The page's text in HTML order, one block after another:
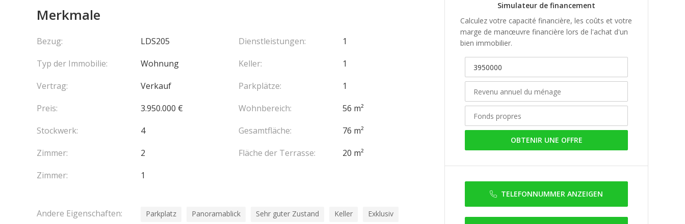
Simulateur de financement
Calculez votre capacité financière, les coûts et votre
marge de manœuvre financière lors de l'achat d'un
bien immobilier.
OBTENIR UNE OFFRE
TELEFONNUMMER ANZEIGEN
Merkmale
Bezug:
LDS205
Typ der Immobilie:
Wohnung
Vertrag:
Verkauf
Preis:
3.950.000 €
Stockwerk:
4
Zimmer:
2
Zimmer:
1
Dienstleistungen:
1
Keller:
1
Parkplätze:
1
Wohnbereich:
56 m²
Gesamtfläche:
76 m²
Fläche der Terrasse:
20 m²
Andere Eigenschaften: Parkplatz Panoramablick Sehr guter Zustand Keller Exklusiv